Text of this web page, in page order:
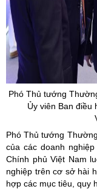
Phó Thủ tướng
Ủyviên Ban điều
Phó Thủ tướng
của các doanh
Chính phủ Việt Nam
nghiệp trên cơ sở hài
hợp các mục tiêu, quy